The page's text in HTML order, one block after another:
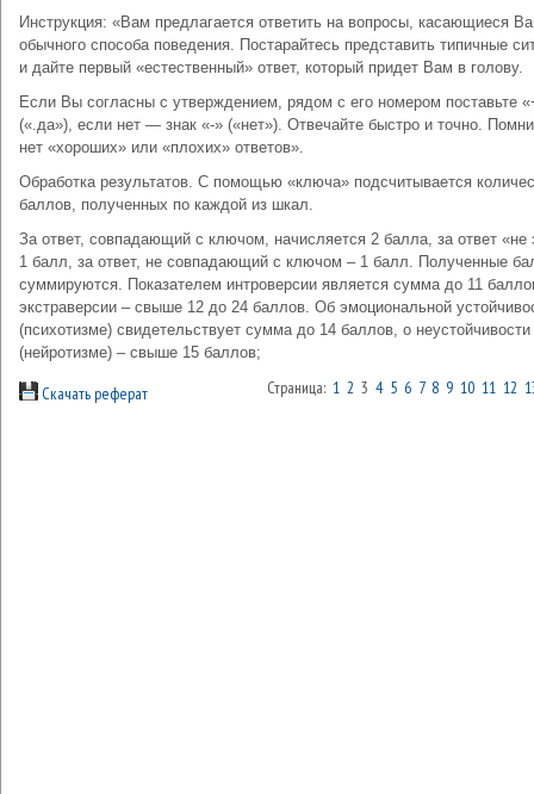
Инструкция: «Вам предлагается ответить на вопросы, касающиеся
обычного способа поведения. Постарайтесь представить типичные
и дайте первый «естественный» ответ, который придет Вам в голову.
Если Вы согласны с утверждением, рядом с его номером поставьте
(«.да»), если нет — знак «-» («нет»). Отвечайте быстро и точно.
нет «хороших» или «плохих» ответов».
Обработка результатов. С помощью «ключа» подсчитывается
баллов, полученных по каждой из шкал.
За ответ, совпадающий с ключом, начисляется 2 балла, за ответ «не
1 балл, за ответ, не совпадающий с ключом – 1 балл. Полученные
суммируются. Показателем интроверсии является сумма до 11
экстраверсии – свыше 12 до 24 баллов. Об эмоциональной
(психотизме) свидетельствует сумма до 14 баллов, о неустойчивости
(нейротизме) – свыше 15 баллов;
Скачать реферат Страница: 1 2 3 4 5 6 7 8 9 10 11 12